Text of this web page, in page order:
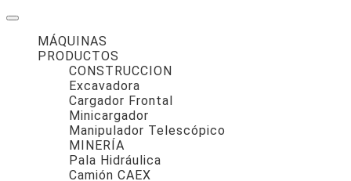
MÁQUINAS
PRODUCTOS
CONSTRUCCION
Excavadora
Cargador Frontal
Minicargador
Manipulador Telescópico
MINERÍA
Pala Hidráulica
Camión CAEX